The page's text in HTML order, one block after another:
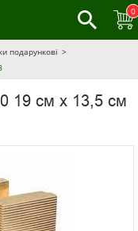
0
подарункові
19 см х 13,5 см